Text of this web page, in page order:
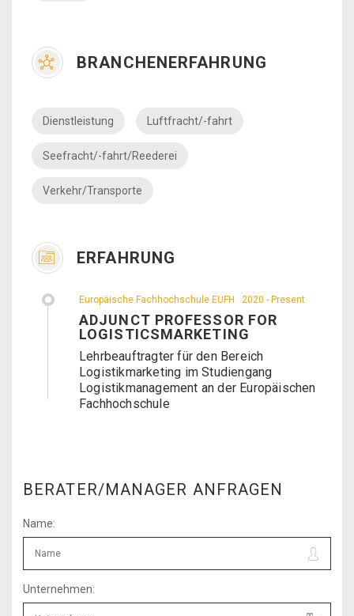
BRANCHENERFAHRUNG
Dienstleistung Luftfracht/-fahrt
Seefracht/-fahrt/Reederei
Verkehr/Transporte
ERFAHRUNG
Europäische Fachhochschule EUFH 2020 - Present
ADJUNCT PROFESSOR FOR
LOGISTICSMARKETING
Lehrbeauftragter für den Bereich
Logistikmarketing im Studiengang
Logistikmanagement an der Europäischen
Fachhochschule
BERATER/MANAGER ANFRAGEN
Name:
Unternehmen: